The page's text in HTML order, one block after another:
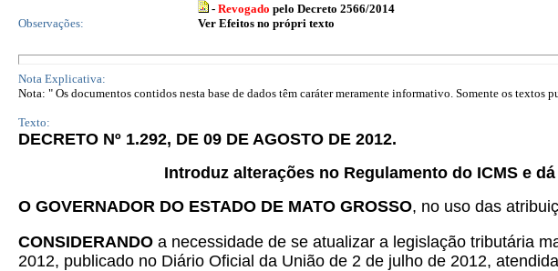
- Revogado pelo Decreto 2566/2014
Observações:
Ver Efeitos no própri texto
Nota Explicativa:
Nota: " Os documentos contidos nesta base de dados têm caráter meramente informativo. Somente os
Texto:
DECRETO Nº 1.292, DE 09 DE AGOSTO DE 2012.
Introduz alterações no Regulamento do ICMS e
O GOVERNADOR DO ESTADO DE MATO GROSSO, no uso das
CONSIDERANDO a necessidade de se atualizar a legislação tributária
2012, publicado no Diário Oficial da União de 2 de julho de 2012,